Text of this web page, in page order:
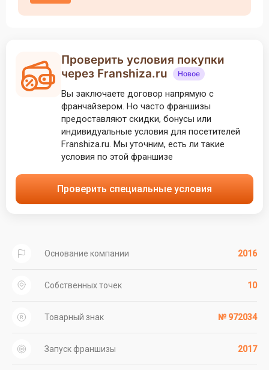
Проверить условия покупки
через Franshiza.ru
Новое
Вы заключаете договор напрямую с
франчайзером. Но часто франшизы
предоставляют скидки, бонусы или
индивидуальные условия для посетителей
Franshiza.ru. Мы уточним, есть ли такие
условия по этой франшизе
Проверить специальные условия
Основание компании 2016
Собственных точек 10
Товарный знак № 972034
Запуск франшизы 2017